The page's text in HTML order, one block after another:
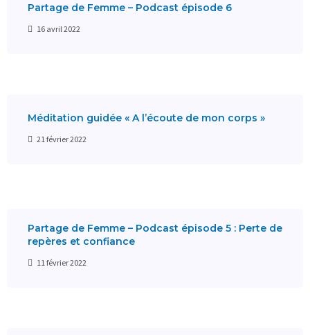
Partage de Femme – Podcast épisode 6
16 avril 2022
Méditation guidée « A l’écoute de mon corps »
21 février 2022
Partage de Femme – Podcast épisode 5 : Perte de
repères et confiance
11 février 2022